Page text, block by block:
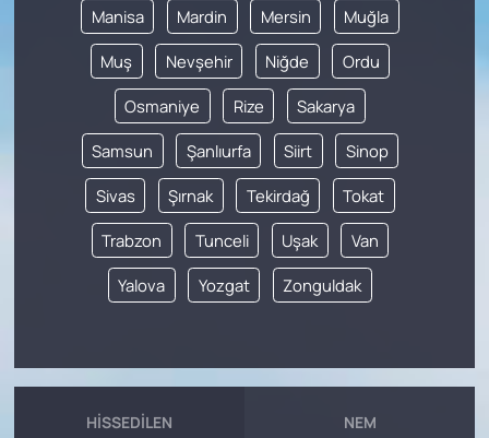
Manisa Mardin Mersin Muğla
Muş Nevşehir Niğde Ordu
Osmaniye Rize Sakarya
Samsun Şanlıurfa Siirt Sinop
Sivas Şırnak Tekirdağ Tokat
Trabzon Tunceli Uşak Van
Yalova Yozgat Zonguldak
HISSEDILEN NEM